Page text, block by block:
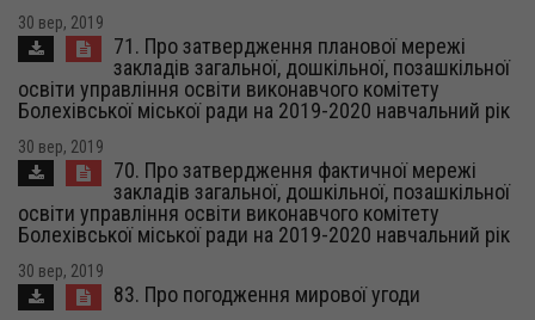
30 вер, 2019
71. Про затвердження планової мережі
закладів загальної, дошкільної, позашкільної
освіти управління освіти виконавчого комітету
Болехівської міської ради на 2019-2020 навчальний рік
30 вер, 2019
70. Про затвердження фактичної мережі
закладів загальної, дошкільної, позашкільної
освіти управління освіти виконавчого комітету
Болехівської міської ради на 2019-2020 навчальний рік
30 вер, 2019
83. Про погодження мирової угоди